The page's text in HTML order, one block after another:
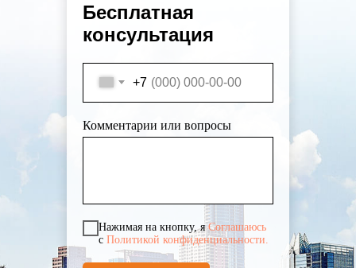
Бесплатная
консультация
+7
Комментарии или вопросы
Нажимая на кнопку, яCоглашаюсь
с Политикой конфиденциальности.